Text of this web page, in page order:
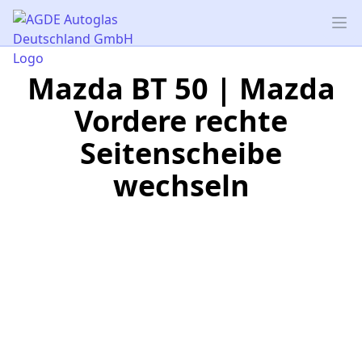
AGDE Autoglas Deutschland GmbH
Mazda BT 50 | Mazda
Vordere rechte
Seitenscheibe
wechseln